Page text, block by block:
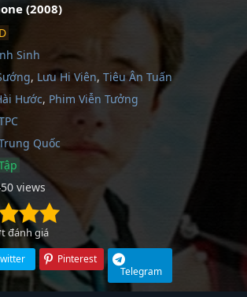
(2008)
Sinh
, Lưu Hi Viên, Tiêu Ân Tuấn
Hước, Phim Viễn Tưởng
Quốc
views
đánh giá
Pinterest
Telegram